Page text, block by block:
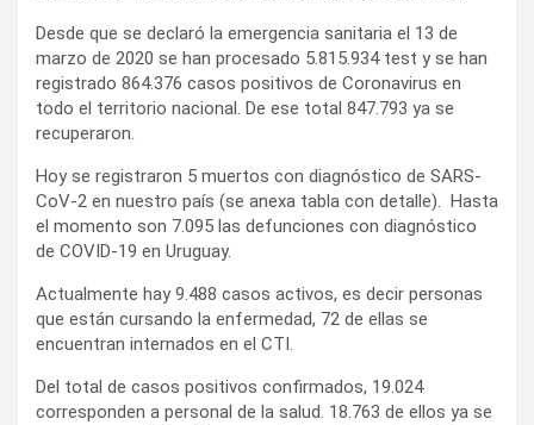
Desde que se declaró la emergencia sanitaria el 13 de
marzo de 2020 se han procesado 5.815.934 test y se han
registrado 864.376 casos positivos de Coronavirus en
todo el territorio nacional. De ese total 847.793 ya se
recuperaron.
Hoy se registraron 5 muertos con diagnóstico de SARS-
CoV-2 en nuestro país (se anexa tabla con detalle). Hasta
el momento son 7.095 las defunciones con diagnóstico
de COVID-19 en Uruguay.
Actualmente hay 9.488 casos activos, es decir personas
que están cursando la enfermedad, 72 de ellas se
encuentran internados en el CTI.
Del total de casos positivos confirmados, 19.024
corresponden a personal de la salud. 18.763 de ellos ya se